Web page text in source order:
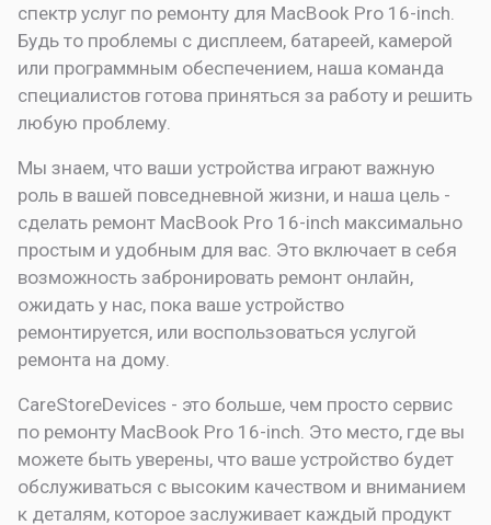
спектр услуг по ремонту для MacBook Pro 16-inch.
Будь то проблемы с дисплеем, батареей, камерой
или программным обеспечением, наша команда
специалистов готова приняться за работу и решить
любую проблему.
Мы знаем, что ваши устройства играют важную
роль в вашей повседневной жизни, и наша цель -
сделать ремонт MacBook Pro 16-inch максимально
простым и удобным для вас. Это включает в себя
возможность забронировать ремонт онлайн,
ожидать у нас, пока ваше устройство
ремонтируется, или воспользоваться услугой
ремонта на дому.
CareStoreDevices - это больше, чем просто сервис
по ремонту MacBook Pro 16-inch. Это место, где вы
можете быть уверены, что ваше устройство будет
обслуживаться с высоким качеством и вниманием
к деталям, которое заслуживает каждый продукт